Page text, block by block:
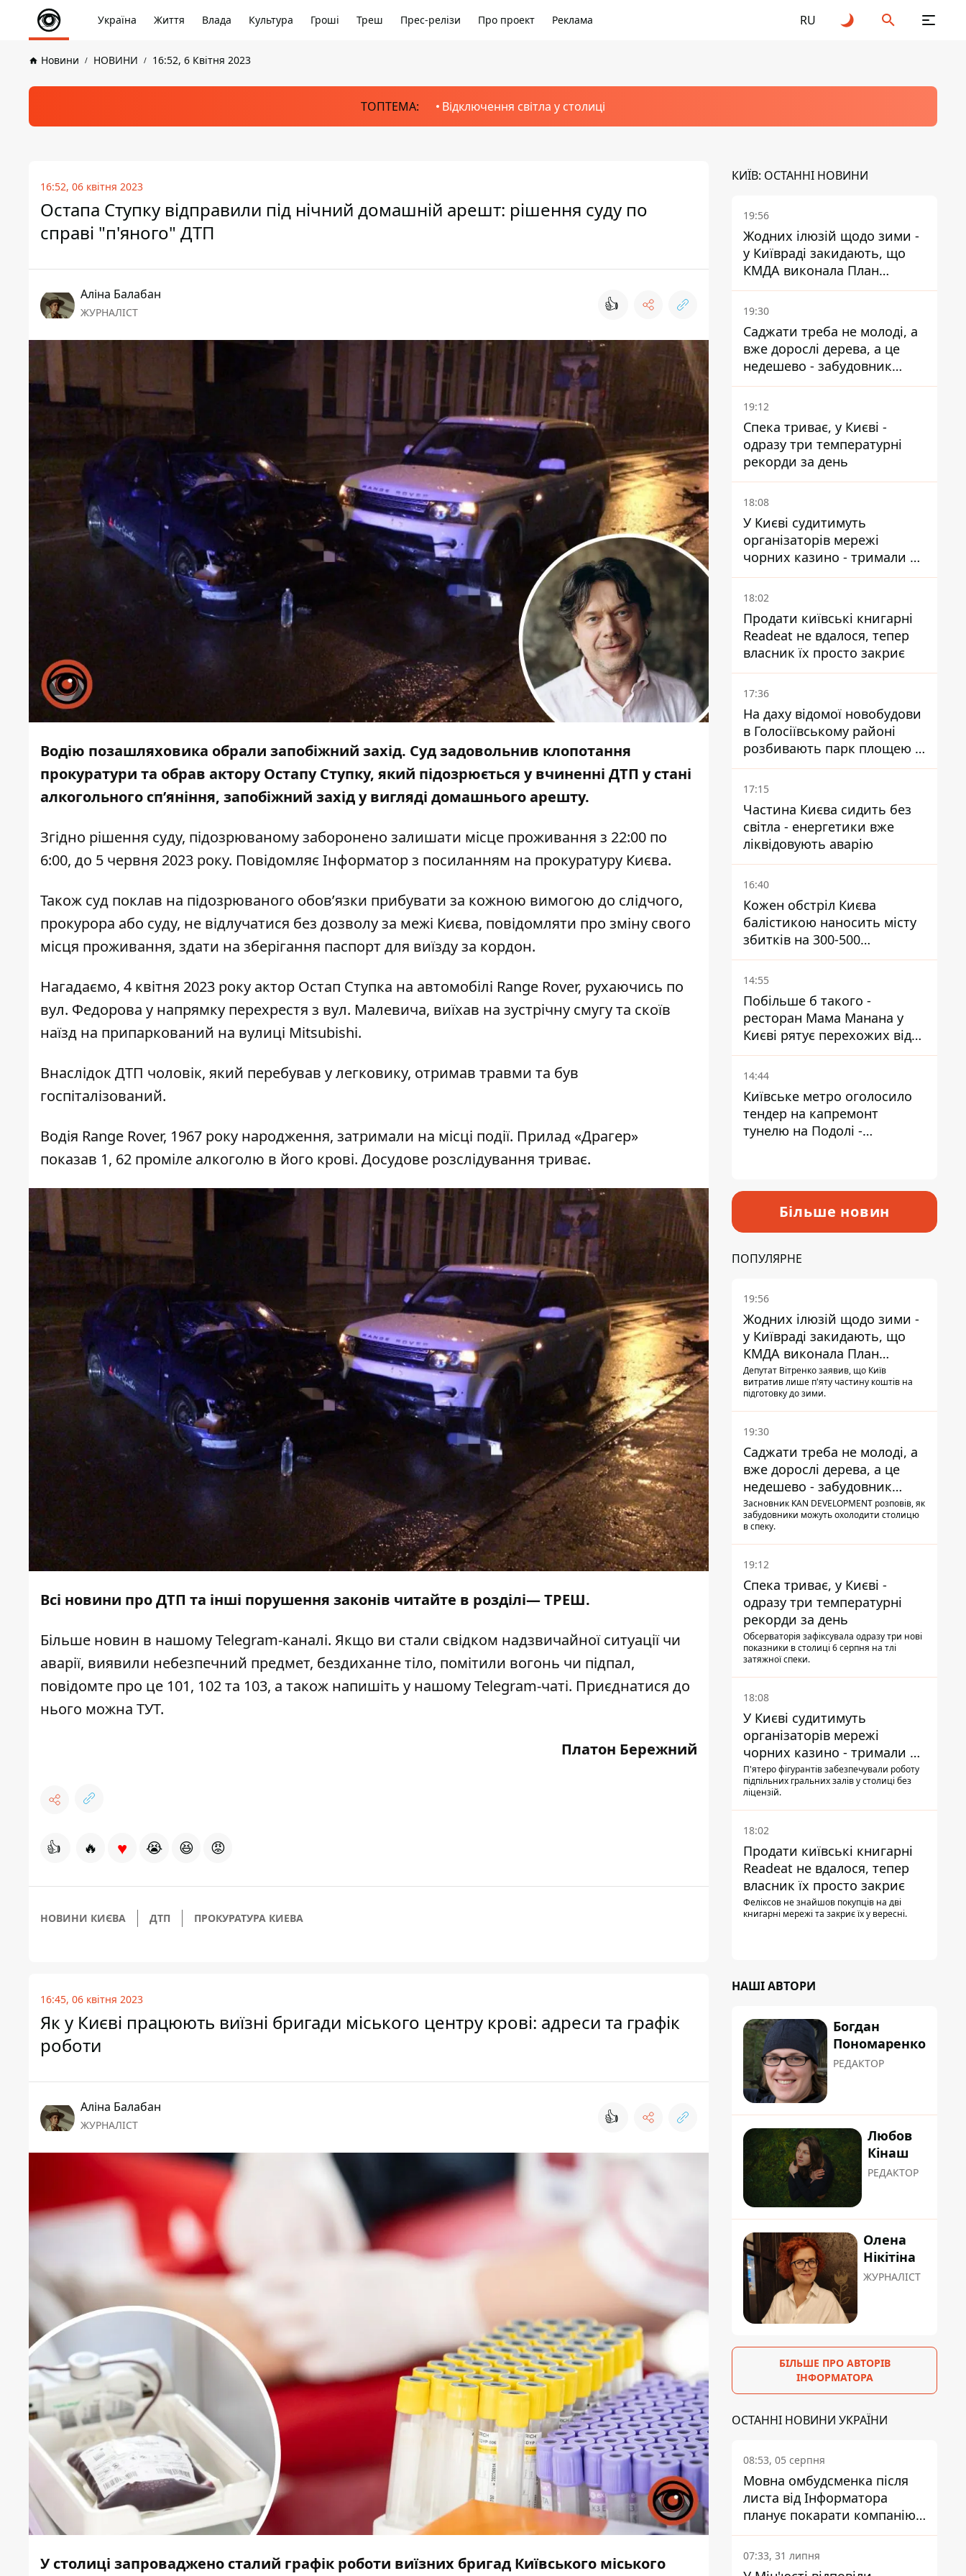
Україна Життя Влада Культура Гроші Треш Прес-релізи Про проект Реклама RU
Новини НОВИНИ 16:52, 6 Квітня 2023
ТОПТЕМА: Відключення світла у столиці
16:52, 06 квітня 2023
Остапа Ступку відправили під нічний домашній арешт: рішення суду по
справі "п'яного" ДТП
Аліна Балабан
ЖУРНАЛІСТ 👍
Водію позашляховика обрали запобіжний захід. Суд задовольнив клопотання
прокуратури та обрав актору Остапу Ступку, який підозрюється у вчиненні ДТП у стані
алкогольного сп’яніння, запобіжний захід у вигляді домашнього арешту.
Згідно рішення суду, підозрюваному заборонено залишати місце проживання з 22:00 по
6:00, до 5 червня 2023 року. Повідомляє Інформаторз посиланням на прокуратуру Києва.
Також суд поклав на підозрюваного обов’язки прибувати за кожною вимогою до слідчого,
прокурора або суду, не відлучатися без дозволу за межі Києва, повідомляти про зміну свого
місця проживання, здати на зберігання паспорт для виїзду за кордон.
Нагадаємо, 4 квітня 2023 року актор Остап Ступка на автомобілі Range Rover, рухаючись по
вул. Федорова у напрямку перехрестя з вул. Малевича, виїхав на зустрічну смугу та скоїв
наїзд на припаркований на вулиці Mitsubishi.
Внаслідок ДТП чоловік, який перебував у легковику, отримав травми та був
госпіталізований.
Водія Range Rover, 1967 року народження, затримали на місці події. Прилад «Драгер»
показав 1, 62 проміле алкоголю в його крові. Досудове розслідування триває.
Всі новини про ДТП та інші порушення законів читайте в розділі—ТРЕШ.
Більше новин в нашомуTelegram-каналі. Якщо ви стали свідком надзвичайної ситуації чи
аварії, виявили небезпечний предмет, бездиханне тіло, помітили вогонь чи підпал,
повідомте про це 101, 102 та 103, а також напишіть у нашому Telegram-чаті. Приєднатися до
нього можна ТУТ.
Платон Бережний
👍 🔥 ♥ 😭 😆 😡
НОВИНИ КИЄВА ДТП ПРОКУРАТУРА КИЕВА
16:45, 06 квітня 2023
Як у Києві працюють виїзні бригади міського центру крові: адреси та графік
роботи
Аліна Балабан
ЖУРНАЛІСТ 👍
У столиці запроваджено сталий графік роботи виїзних бригад Київського міського
КИЇВ: ОСТАННІ НОВИНИ
19:56
Жодних ілюзій щодо зими -
у Київраді закидають, що
КМДА виконала План
стійкості на 20%
19:30
Саджати треба не молоді, а
вже дорослі дерева, а це
недешево - забудовник
Ніконов
19:12
Спека триває, у Києві -
одразу три температурні
рекорди за день
18:08
У Києві судитимуть
організаторів мережі
чорних казино - тримали 39
закладів
18:02
Продати київські книгарні
Readeat не вдалося, тепер
власник їх просто закриє
17:36
На даху відомої новобудови
в Голосіївському районі
розбивають парк площею в
гектар
17:15
Частина Києва сидить без
світла - енергетики вже
ліквідовують аварію
16:40
Кожен обстріл Києва
балістикою наносить місту
збитків на 300-500
мільйонів - Петро
Пантелеєв
14:55
Побільше б такого -
ресторан Мама Манана у
Києві рятує перехожих від
спеки
14:44
Київське метро оголосило
тендер на капремонт
тунелю на Подолі -
Більше новин
ПОПУЛЯРНЕ
19:56
Жодних ілюзій щодо зими -
у Київраді закидають, що
КМДА виконала План
стійкості на 20%
Депутат Вітренко заявив, що Київ
витратив лише п'яту частину коштів на
підготовку до зими.
19:30
Саджати треба не молоді, а
вже дорослі дерева, а це
недешево - забудовник
Ніконов
Засновник KAN DEVELOPMENT розповів, як
забудовники можуть охолодити столицю
в спеку.
19:12
Спека триває, у Києві -
одразу три температурні
рекорди за день
Обсерваторія зафіксувала одразу три нові
показники в столиці 6 серпня на тлі
затяжної спеки.
18:08
У Києві судитимуть
організаторів мережі
чорних казино - тримали 39
закладів
П'ятеро фігурантів забезпечували роботу
підпільних гральних залів у столиці без
ліцензій.
18:02
Продати київські книгарні
Readeat не вдалося, тепер
власник їх просто закриє
Феліксов не знайшов покупців на дві
книгарні мережі та закриє їх у вересні.
НАШІ АВТОРИ
Богдан
Пономаренко
РЕДАКТОР
Любов
Кінаш
РЕДАКТОР
Олена
Нікітіна
ЖУРНАЛІСТ
БІЛЬШЕ ПРО АВТОРІВ
ІНФОРМАТОРА
ОСТАННІ НОВИНИ УКРАЇНИ
08:53, 05 серпня
Мовна омбудсменка після
листа від Інформатора
планує покарати компанію-
підрядника ПриватБанку
07:33, 31 липня